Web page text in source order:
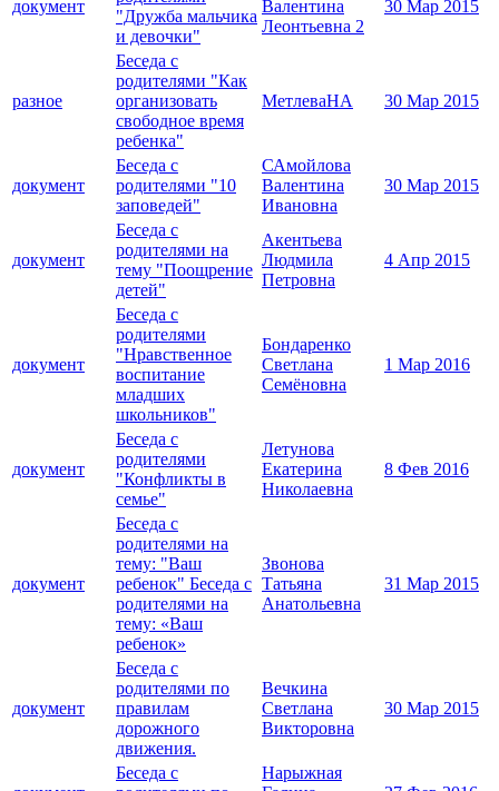
документ
"Дружба мальчика
и девочки"
Валентина
Леонтьевна 2
30 Мар 2015
разное
Беседа с
родителями "Как
организовать
свободное время
ребенка"
МетлеваНА 30 Мар 2015
документ
Беседа с
родителями "10
заповедей"
САмойлова
Валентина
Ивановна
30 Мар 2015
документ
Беседа с
родителями на
тему "Поощрение
детей"
Акентьева
Людмила
Петровна
4 Апр 2015
документ
Беседа с
родителями
"Нравственное
воспитание
младших
школьников"
Бондаренко
Светлана
Семёновна
1 Мар 2016
документ
Беседа с
родителями
"Конфликты в
семье"
Летунова
Екатерина
Николаевна
8 Фев 2016
документ
Беседа с
родителями на
тему: "Ваш
ребенок" Беседа с
родителями на
тему: «Ваш
ребенок»
Звонова
Татьяна
Анатольевна
31 Мар 2015
документ
Беседа с
родителями по
правилам
дорожного
движения.
Вечкина
Светлана
Викторовна
30 Мар 2015
Беседа с
Нарыжная